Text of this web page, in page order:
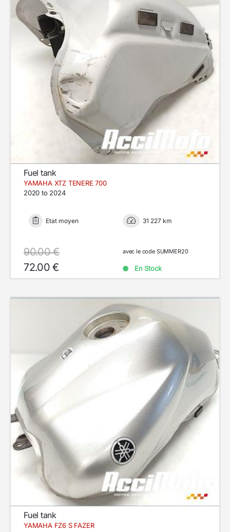
Fuel tank
YAMAHA XTZ TENERE 700
2020 to 2024
Etat moyen 31 227 km
90.00 €
72.00 €
avec le code SUMMER20
En Stock
Fuel tank
YAMAHA FZ6 S FAZER